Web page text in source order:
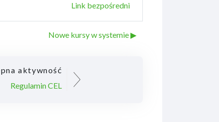
Link bezpośredni
Nowe kursy w systemie ▶︎
aktywność
Regulamin CEL